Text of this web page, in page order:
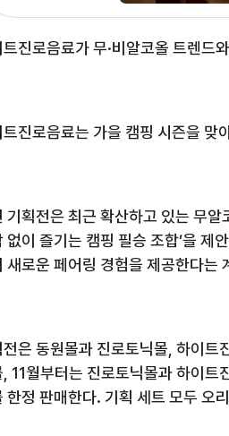
진로음료가 무·비알코올 트렌드
진로음료는 가을 캠핑 시즌을 맞
기획전은 최근 확산하고 있는 무
없이 즐기는 캠핑 필승 조합’을 제
새로운 페어링 경험을 제공한다는
전은 동원몰과 진로토닉몰, 하이트
11월부터는 진로토닉몰과 하이트
한정 판매한다. 기획 세트 모두 오